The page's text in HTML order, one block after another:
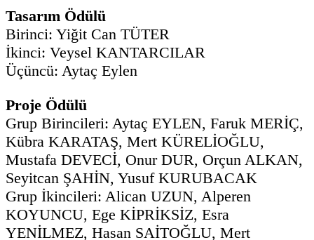
Tasarım Ödülü
Birinci: Yiğit Can TÜTER
İkinci: Veysel KANTARCILAR
Üçüncü: Aytaç Eylen
Proje Ödülü
Grup Birincileri: Aytaç EYLEN, Faruk MERİÇ,
Kübra KARATAŞ, Mert KÜRELİOĞLU,
Mustafa DEVECİ, Onur DUR, Orçun ALKAN,
Seyitcan ŞAHİN, Yusuf KURUBACAK
Grup İkincileri: Alican UZUN, Alperen
KOYUNCU, Ege KİPRİKSİZ, Esra
YENİLMEZ, Hasan SAİTOĞLU, Mert